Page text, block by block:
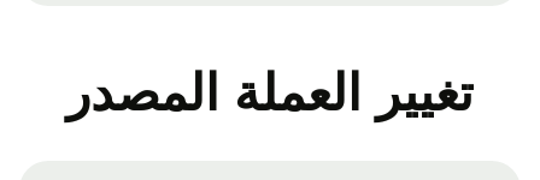
تغيير العملة المصدر